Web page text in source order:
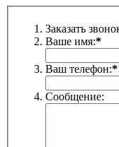
Заказать
Ваше имя:*
Ваш телефон:*
Сообщение: